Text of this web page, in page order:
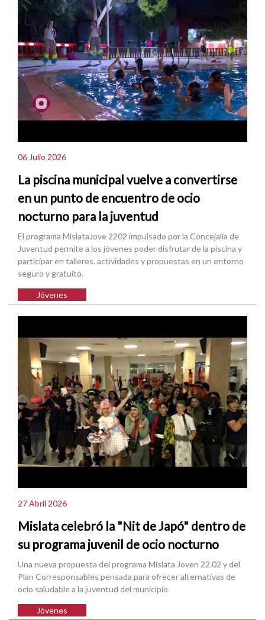
06 Julio 2026
La piscina municipal vuelve a convertirse
en un punto de encuentro de ocio
nocturno para la juventud
El programa MislataJove 2202 impulsado por la Concejalía de
Juventud permite a los jóvenes poder disfrutar de la piscina y
participar en talleres, actividades y propuestas en un entorno
seguro y gratuito.
Jóvenes
27 Abril 2026
Mislata celebró la "Nit de Japó" dentro de
su programa juvenil de ocio nocturno
Una nueva propuesta del programa Mislata Joven 22.02 y del
Plan Corresponsables pensada para ofrecer alternativas de
ocio saludable a la juventud del municipio
Jóvenes